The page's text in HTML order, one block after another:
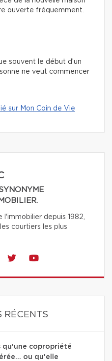
ouverte fréquemment.
souvent le début d’un
ne veut commencer
sur Mon Coin de Vie
depuis 1982,
courtiers les plus
RÉCENTS
qu'une copropriété
ou qu'elle